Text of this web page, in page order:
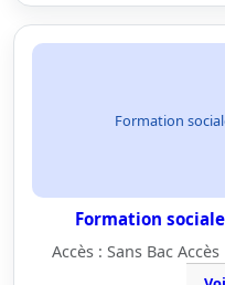
Formation
Formation
Accès : Sans Bac